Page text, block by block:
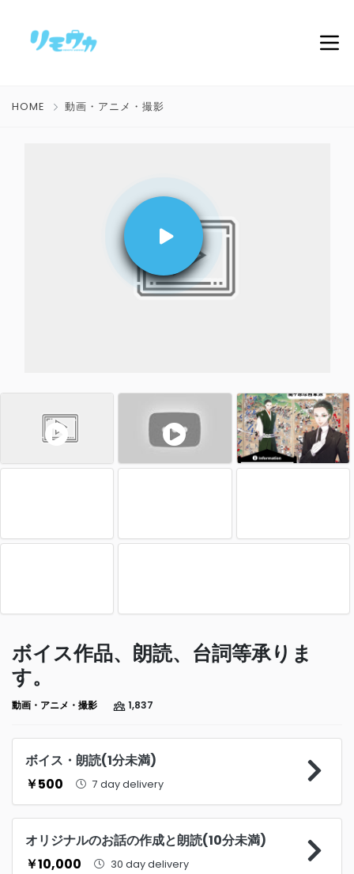
HOME 動画・アニメ・撮影
ボイス作品、朗読、台詞等承りま
す。
動画・アニメ・撮影 1,837
ボイス・朗読(1分未満)
￥500
7 day delivery
オリジナルのお話の作成と朗読(10分未満)
￥10,000
30 day delivery